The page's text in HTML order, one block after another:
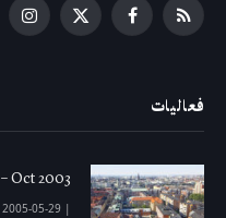
RSS
Facebook
X
فعاليات
Oct 2003
|
2005-05-29